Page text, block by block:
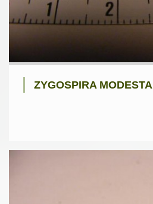
ZYGOSPIRA MODESTA